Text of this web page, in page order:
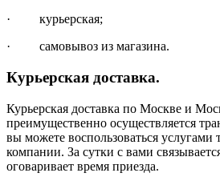
· курьерская;
· самовывоз из магазина.
Курьерская доставка.
Курьерская доставка по Москве и
преимущественно осуществляется
вы можете воспользоваться услугами
компании. За сутки с вами
оговаривает время приезда.